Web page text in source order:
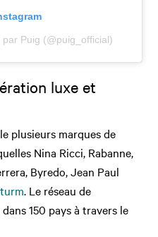
Puig (@puig_official)
luxe et
plusieurs marques de
Nina Ricci, Rabanne,
Byredo, Jean Paul
. Le réseau de
150 pays à travers le